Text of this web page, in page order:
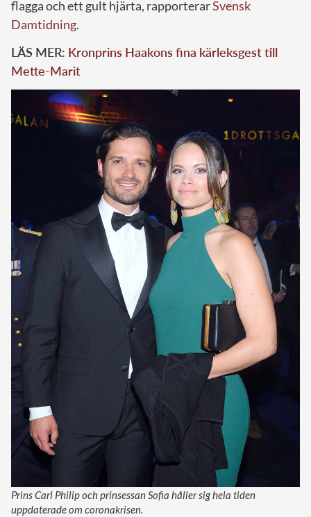
flagga och ett gult hjärta, rapporterarSvensk
Damtidning.
LÄS MER: Kronprins Haakons fina kärleksgest till
Mette-Marit
Prins Carl Philip och prinsessan Sofia håller sig hela tiden
uppdaterade om coronakrisen.